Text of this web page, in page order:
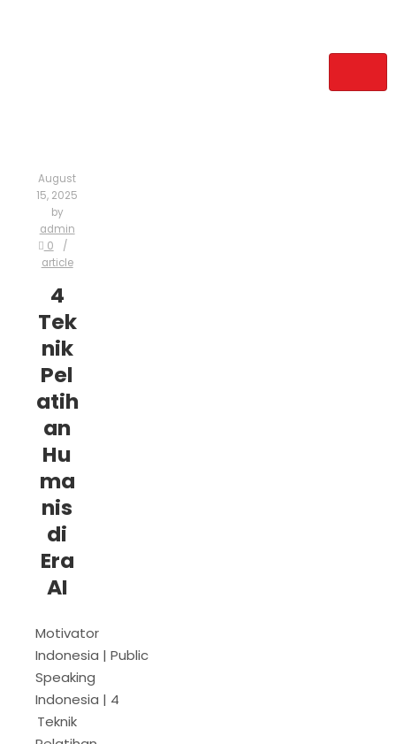
August
15, 2025
by
admin
0
article
4
Tek
nik
Pel
atih
an
Hu
ma
nis
di
Era
AI
Motivator
Indonesia | Public
Speaking
Indonesia | 4
Teknik